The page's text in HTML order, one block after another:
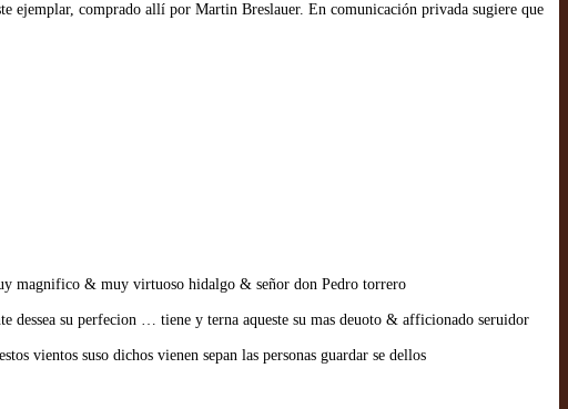
ejemplar, comprado allí por Martin Breslauer. En comunicación privada sugiere que
magnifico & muy virtuoso hidalgo & señor don Pedro torrero
su perfecion … tiene y terna aqueste su mas deuoto & afficionado seruidor
vientos suso dichos vienen sepan las personas guardar se dellos